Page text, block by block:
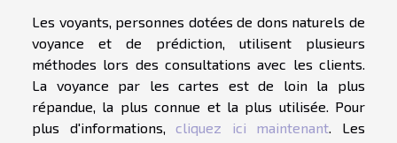
Les voyants, personnes dotées de dons naturels de
voyance et de prédiction, utilisent plusieurs
méthodes lors des consultations avec les clients.
La voyance par les cartes est de loin la plus
répandue, la plus connue et la plus utilisée. Pour
plus d'informations,cliquez ici maintenant. Les